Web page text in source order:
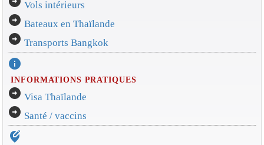
Vols intérieurs
arrow_circle_right Bateaux en Thaïlande
arrow_circle_right Transports Bangkok
info
INFORMATIONS PRATIQUES
arrow_circle_right Visa Thaïlande
arrow_circle_right Santé / vaccins
edit_location_alt